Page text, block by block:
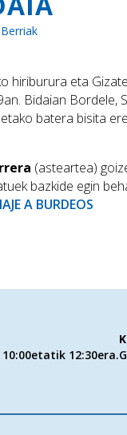
Berriak
hiriburura eta
Bidaian Bordele,
batera bisita
(asteartea)
bazkide egin
A BURDEOS
12:30era.